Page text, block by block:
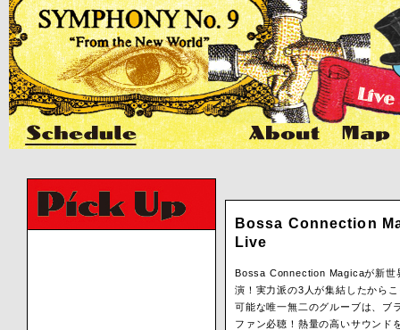
Bossa Connection
Live
Bossa Connection Magicaが新世
演！実力派の3人が集結したから
可能な唯一無二のグルーブは、ブ
ファン必聴！熱量の高いサウンド